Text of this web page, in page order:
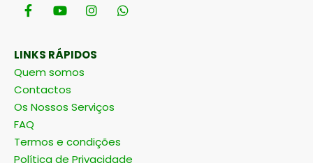
LINKS RÁPIDOS
Quem somos
Contactos
Os Nossos Serviços
FAQ
Termos e condições
Política de Privacidade